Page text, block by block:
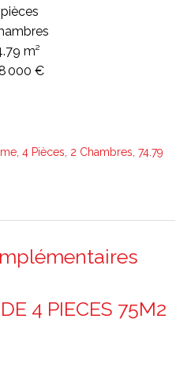
m²
000 €
4 Pièces, 2 Chambres, 74.79
4 PIECES 75M2